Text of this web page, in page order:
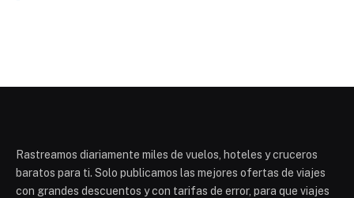
Rastreamos diariamente miles de vuelos, hoteles y cruceros
baratos para ti. Solo publicamos las mejores ofertas de viajes
con grandes descuentos y con tarifas de error, para que viajes